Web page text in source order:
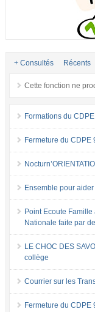
+ Consultés Récents
Cette fonction ne
Formations du
Fermeture du CDPE
Ensemble pour aider
Point Ecoute
Nationale faite par
LE CHOC DES
collège
Courrier sur les
Fermeture du CDPE